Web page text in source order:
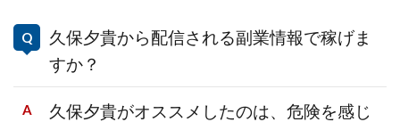
久保夕貴から配信される副業情報で稼げま
すか？
久保夕貴がオススメしたのは、危険を感じ